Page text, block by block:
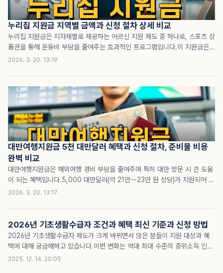
누리집 지원금 지역별 금액과 신청 절차 상세 비교
누리집 지원금은 지자체별로 제공하는 어르신 지원 제도 중 하나로, 스포츠 상
품권을 통해 운동비 부담을 줄여주는 효과적인 프로그램입니다.이 지원금은
각 지역별로 차등 적용되며, 보통 5만 원에서 15만 원 사이의 금액으로 책정
며, 예산 상황에 따라 최대 3회 지급까지 가능한 곳도 있습니다.누리집 지원금
은 노인 복지 증진과 지역사회 활성화에 크게 기여하는 중요한 수단으로 자리
잡았습니다.누리집 지원금 개념과 필요성누리집 지원금은 주로 만 65세 이상
어르신들을 대상으로 하는 지자체 기반 지원 사업입니다.이 지원금은 건강 증
진과 여가 생활 향상을 위해 어르신들에게 스포츠 상품권을 지급하는 방식을
채택하고 있습니다.운동과 레저 활동 참여를..
2026. 3. 20. 13:19
대만여행지원금 5천 대만달러 혜택과 신청 절차, 준비물 비용
완벽 비교
대만여행지원금은 해외여행 경비 부담을 줄여주며 특히 대만 방문 시 큰 도움
이 되는 혜택입니다.5,000 대만달러(약 21만〜23만 원 상당)가 지원되어 항
공권부터 숙소, 교통, 식비까지 다양한 경비를 절감할 수 있습니다.대만여행지
만여행지원금 개념과 지원 대상대만여행지원금은 정부 또는 관련 기관에서 대
만 여행 활성화를 위해 제공하는 금전적 지원입니다.기본적으로 대만 방문을
계획하는 관광객을 대상으로 하며, 신청 조건과 지원 범위는 일정 기간 동안
한정적으로 운영됩니다.지원금은 대만 현지에서 사용 가능한 5,000
다.지원 대상은 대만 방문 예정자 중 신청 ..
2026. 3. 20. 13:17
2026년 기초생활수급자 조건과 혜택 최신 기준과 신청 방법
2026년 기초생활수급자 제도가 크게 바뀌면서 많은 분들이 지원 대상과 혜
택에 대해 궁금해하고 있습니다.이번 변화는 역대 최대 수준의 중위소득 인상
과 함께 생계급여, 주거급여, 의료급여 등 지원 금액이 크게 확대되어 기존에
2025. 12. 14. 20:05